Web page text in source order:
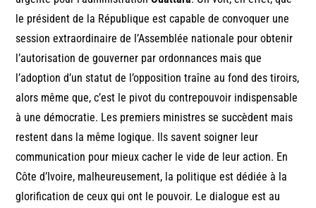
le président de la République est capable de convoquer une
session extraordinaire de l’Assemblée nationale pour obtenir
l’autorisation de gouverner par ordonnances mais que
l’adoption d’un statut de l’opposition traîne au fond des tiroirs,
alors même que, c’est le pivot du contrepouvoir indispensable
à une démocratie. Les premiers ministres se succèdent mais
restent dans la même logique. Ils savent soigner leur
communication pour mieux cacher le vide de leur action. En
Côte d’Ivoire, malheureusement, la politique est dédiée à la
glorification de ceux qui ont le pouvoir. Le dialogue est au